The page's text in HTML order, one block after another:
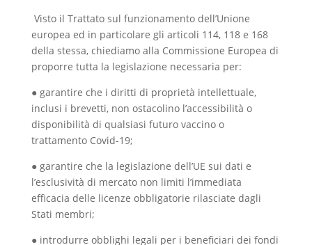
Visto il Trattato sul funzionamento dell’Unione
europea ed in particolare gli articoli 114, 118 e 168
della stessa, chiediamo alla Commissione Europea di
proporre tutta la legislazione necessaria per:
● garantire che i diritti di proprietà intellettuale,
inclusi i brevetti, non ostacolino l’accessibilità o
disponibilità di qualsiasi futuro vaccino o
trattamento Covid-19;
● garantire che la legislazione dell’UE sui dati e
l’esclusività di mercato non limiti l’immediata
efficacia delle licenze obbligatorie rilasciate dagli
Stati membri;
● introdurre obblighi legali per i beneficiari dei fondi